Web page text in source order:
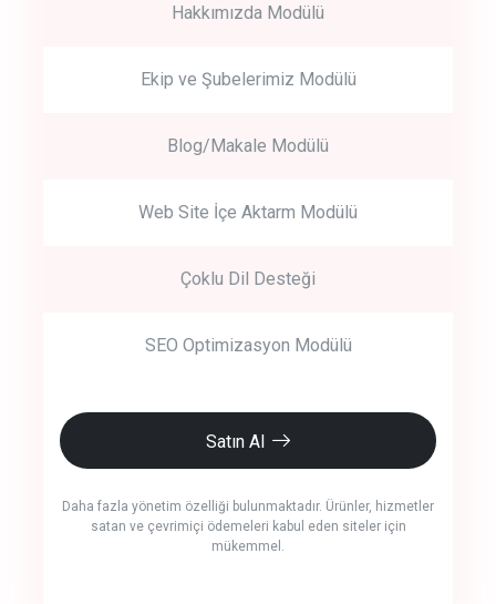
Hakkımızda Modülü
Ekip ve Şubelerimiz Modülü
Blog/Makale Modülü
Web Site İçe Aktarm Modülü
Çoklu Dil Desteği
SEO Optimizasyon Modülü
Satın Al
Daha fazla yönetim özelliği bulunmaktadır. Ürünler, hizmetler
satan ve çevrimiçi ödemeleri kabul eden siteler için
mükemmel.